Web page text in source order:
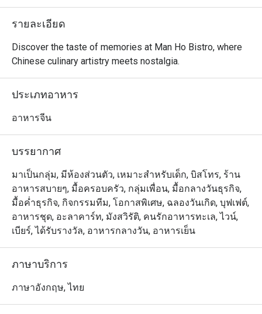
รายละเอียด
Discover the taste of memories at Man Ho Bistro, where
Chinese culinary artistry meets nostalgia.
ประเภทอาหาร
อาหารจีน
บรรยากาศ
มาเป็นกลุ่ม, มีห้องส่วนตัว, เหมาะสำหรับเด็ก, บิสโทร, ร้าน
อาหารสบายๆ, มื้อครอบครัว, กลุ่มเพื่อน, มื้อกลางวันธุรกิจ,
มื้อค่ำธุรกิจ, กิจกรรมทีม, โอกาสพิเศษ, ฉลองวันเกิด, บุฟเฟต์,
อาหารชุด, อะลาคาร์ท, มังสวิรัติ, คนรักอาหารทะเล, ไวน์,
เบียร์, ได้รับรางวัล, อาหารกลางวัน, อาหารเย็น
ภาษาบริการ
ภาษาอังกฤษ, ไทย